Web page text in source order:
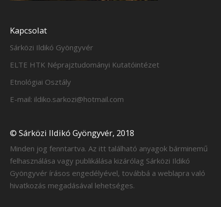
Kapcsolat
Sárközi Ildikó Gyöngyvér
ELTE HTK Néprajztudományi Kutatóintézet
Etnológiai Osztály
E-mail: ildiko.sarkozi@hotmail.com
© Sárközi Ildikó Gyöngyvér, 2018
Minden jog fenntartva. Az itt található anyagok bárminemű
felhasználása vagy publikálása kizárólag Sárközi Ildikó
Gyöngyvér írásos engedélyével, továbbá a weblapra való
hivatkozás megadásával lehetséges.